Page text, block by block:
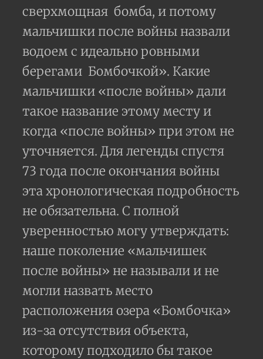
сверхмощная бомба, и потому
мальчишки после войны назвали
водоем с идеально ровными
берегами Бомбочкой». Какие
мальчишки «после войны» дали
такое название этому месту и
когда «после войны» при этом не
уточняется. Для легенды спустя
73 года после окончания войны
эта хронологическая подробность
не обязательна. С полной
уверенностью могу утверждать:
наше поколение «мальчишек
после войны» не называли и не
могли назвать место
расположения озера «Бомбочка»
из-за отсутствия объекта,
которому подходило бы такое